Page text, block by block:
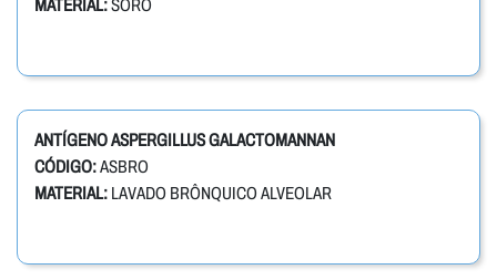
MATERIAL:SORO
ANTÍGENO ASPERGILLUS GALACTOMANNAN
CÓDIGO:ASBRO
MATERIAL: LAVADO BRÔNQUICO ALVEOLAR